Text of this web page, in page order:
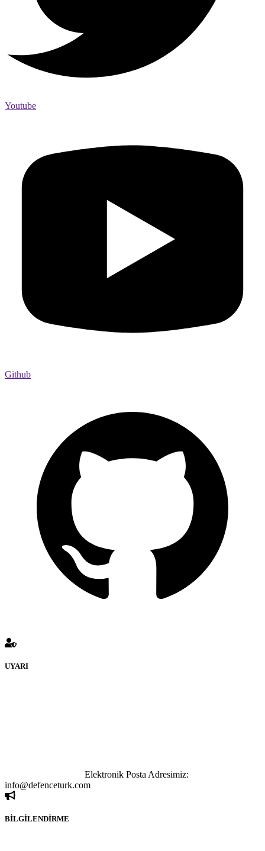
Youtube
Github
UYARI
Elektronik Posta Adresimiz:
info@defenceturk.com
BİLGİLENDİRME